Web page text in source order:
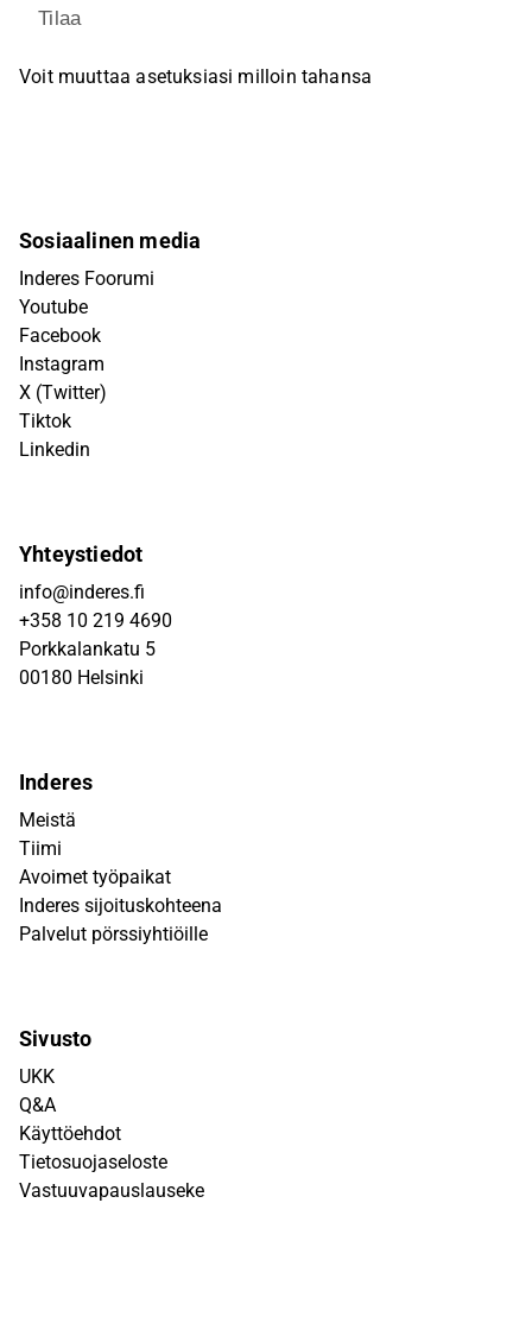
Tilaa
Voit muuttaa asetuksiasi milloin tahansa
Sosiaalinen media
Inderes Foorumi
Youtube
Facebook
Instagram
X (Twitter)
Tiktok
Linkedin
Yhteystiedot
info@inderes.fi
+358 10 219 4690
Porkkalankatu 5
00180 Helsinki
Inderes
Meistä
Tiimi
Avoimet työpaikat
Inderes sijoituskohteena
Palvelut pörssiyhtiöille
Sivusto
UKK
Q&A
Käyttöehdot
Tietosuojaseloste
Vastuuvapauslauseke